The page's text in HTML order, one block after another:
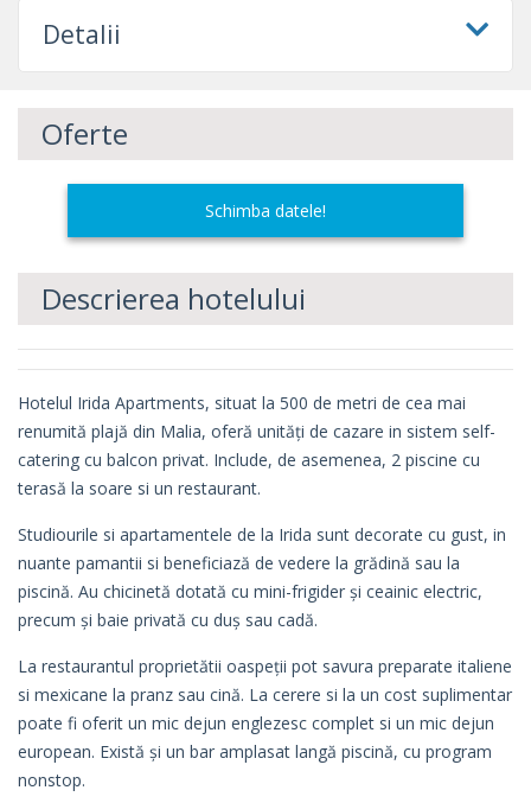
Detalii
Oferte
Schimba datele!
Descrierea hotelului
Hotelul Irida Apartments, situat la 500 de metri de cea mai
renumită plajă din Malia, oferă unități de cazare in sistem self-
catering cu balcon privat. Include, de asemenea, 2 piscine cu
terasă la soare si un restaurant.
Studiourile si apartamentele de la Irida sunt decorate cu gust, in
nuante pamantii si beneficiază de vedere la grădină sau la
piscină. Au chicinetă dotată cu mini-frigider și ceainic electric,
precum și baie privată cu duș sau cadă.
La restaurantul proprietătii oaspeții pot savura preparate italiene
si mexicane la pranz sau cină. La cerere si la un cost suplimentar
poate fi oferit un mic dejun englezesc complet si un mic dejun
european. Există și un bar amplasat langă piscină, cu program
nonstop.